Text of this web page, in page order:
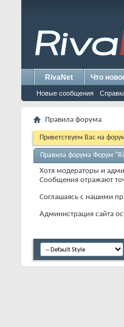
RivaNet Что
Новые сообщения
Правила форума
Приветствуем Вас на
Правила форума Форум
Хотя модераторы и
Сообщения отражают
Соглашаясь с нашими
Администрация сайта